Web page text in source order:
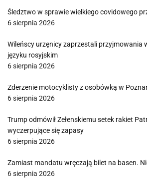
Śledztwo w sprawie wielkiego covidowego
6 sierpnia 2026
Wileńscy urzęnicy zaprzestali przyjmowania
języku rosyjskim
6 sierpnia 2026
Zderzenie motocyklisty z osobówką w
6 sierpnia 2026
Trump odmówił Zełenskiemu setek rakiet
wyczerpujące się zapasy
6 sierpnia 2026
Zamiast mandatu wręczają bilet na basen.
6 sierpnia 2026